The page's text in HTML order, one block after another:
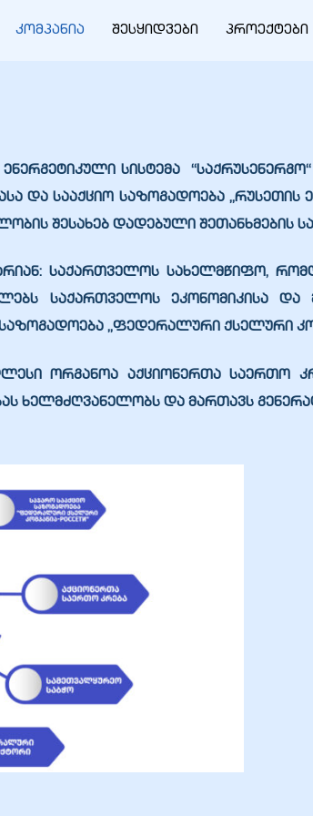
კომპანია შესყიდვები პროექტები
სისტემა
და სააქციო საზოგადოება „რუსეთის
შესახებ დადებული შეთანხმების
არიან: საქართველოს სახელმწიფო,
საქართველოს ეკონომიკისა და
„ფედერალური ქსელური
ორგანოა აქციონერთა საერთო
ხელმძღვანელობს და მართავს